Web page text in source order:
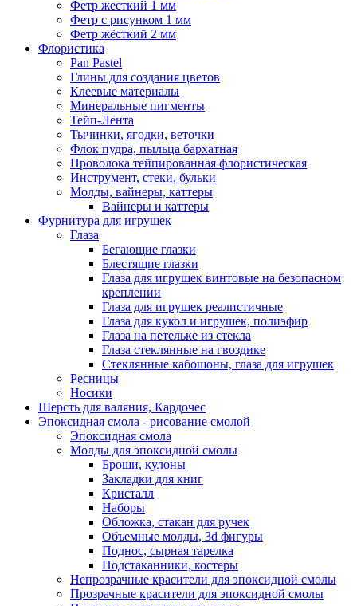
Фетр жесткий 1 мм
Фетр с рисунком 1 мм
Фетр жёсткий 2 мм
Флористика
Pan Pastel
Глины для создания цветов
Клеевые материалы
Минеральные пигменты
Тейп-Лента
Тычинки, ягодки, веточки
Флок пудра, пыльца бархатная
Проволока тейпированная флористическая
Инструмент, стеки, бульки
Молды, вайнеры, каттеры
Вайнеры и каттеры
Фурнитура для игрушек
Глаза
Бегающие глазки
Блестящие глазки
Глаза для игрушек винтовые на безопасном
креплении
Глаза для игрушек реалистичные
Глаза для кукол и игрушек, полиэфир
Глаза на петельке из стекла
Глаза стеклянные на гвоздике
Стеклянные кабошоны, глаза для игрушек
Ресницы
Носики
Шерсть для валяния, Кардочес
Эпоксидная смола - рисование смолой
Эпоксидная смола
Молды для эпоксидной смолы
Броши, кулоны
Закладки для книг
Кристалл
Наборы
Обложка, стакан для ручек
Объемные молды, 3d фигуры
Поднос, сырная тарелка
Подстаканники, костеры
Непрозрачные красители для эпоксидной смолы
Прозрачные красители для эпоксидной смолы